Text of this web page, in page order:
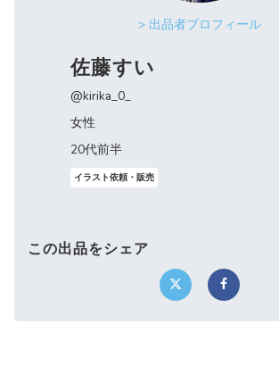
> 出品者プロフィール
佐藤すい
@kirika_0_
女性
20代前半
イラスト依頼・販売
この出品をシェア